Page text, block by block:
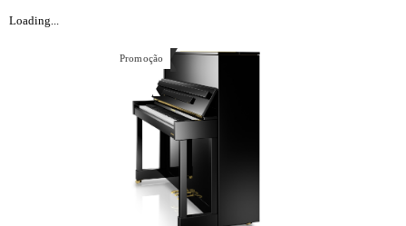
Loading...
Promoção